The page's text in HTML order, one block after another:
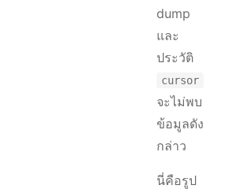
dump
และ
ประวัติ
cursor
จะไม่พบ
ข้อมูลดัง
กล่าว
นี่คือรูป